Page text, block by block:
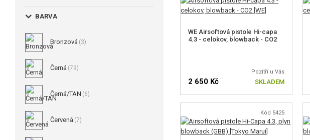
BARVA
Bronzová (3)
Černá (79)
Černá/TAN (6)
Červená (7)
WE Airsoftová pistole Hi-capa
4.3 - celokov, blowback - CO2
Pozítří u Vás
2 650 Kč SKLADEM
Kód 5425